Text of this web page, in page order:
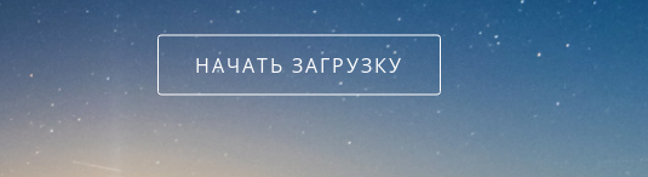
НАЧАТЬ ЗАГРУЗКУ